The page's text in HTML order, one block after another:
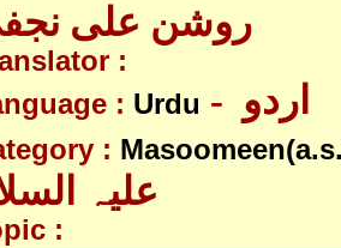
روشن علی
:
: Urdu
:
: